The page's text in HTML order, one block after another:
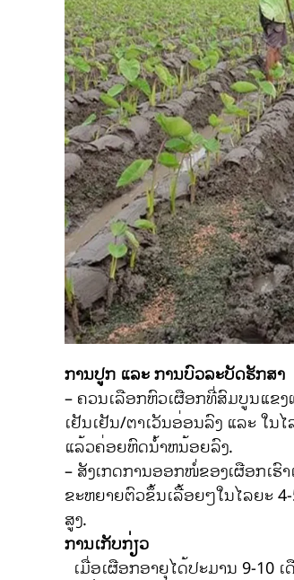
ການປູກ ແລະ ການບົວລະບັດຮັກສາ
– ຄວນເລືອກຫົວເຜືອກທີ່ສົມບູນແຂ
ເຢັນເຢັນ/ຕາເວັນອ່ອນລົງ ແລະ ໃ
ແລ້ວຄ່ອຍຫົດນໍ້າຫນ້ອຍລົງ.
– ສັງເກດການອອກໜໍ່ຂອງເຜືອກເຮົ
ຂະຫຍາຍຕົວຂຶ້ນເລື້ອຍໆໃນໄລຍະ
ສູງ.
ການເກັບກ່ຽວ
ເມື່ອເຜືອກອາຍຸໄດ້ປະມານ 9-10